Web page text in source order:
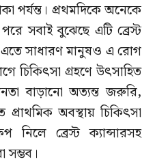
পর্যন্ত। প্রথমদিকে অনেকে
সবাই বুঝেছে এটি ব্রেস্ট
এতে সাধারণ মানুষও এ রোগ
চিকিৎসা গ্রহণে উৎসাহিত
বাড়ানো অত্যন্ত জরুরি,
অবস্থায় চিকিৎসা
ব্রেস্ট ক্যান্সারসহ
সম্ভব।